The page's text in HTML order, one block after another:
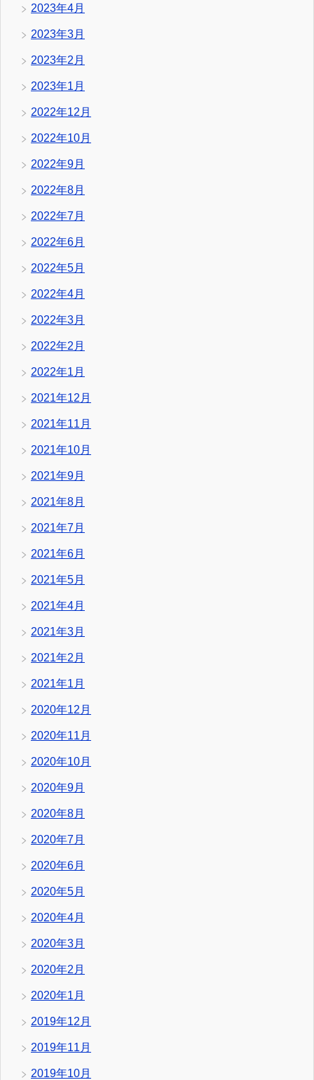
2023年4月
2023年3月
2023年2月
2023年1月
2022年12月
2022年10月
2022年9月
2022年8月
2022年7月
2022年6月
2022年5月
2022年4月
2022年3月
2022年2月
2022年1月
2021年12月
2021年11月
2021年10月
2021年9月
2021年8月
2021年7月
2021年6月
2021年5月
2021年4月
2021年3月
2021年2月
2021年1月
2020年12月
2020年11月
2020年10月
2020年9月
2020年8月
2020年7月
2020年6月
2020年5月
2020年4月
2020年3月
2020年2月
2020年1月
2019年12月
2019年11月
2019年10月